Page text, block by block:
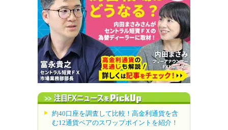
約40口座を調査して比較！高金利通貨を含
む12通貨ペアのスワップポイントを紹介！